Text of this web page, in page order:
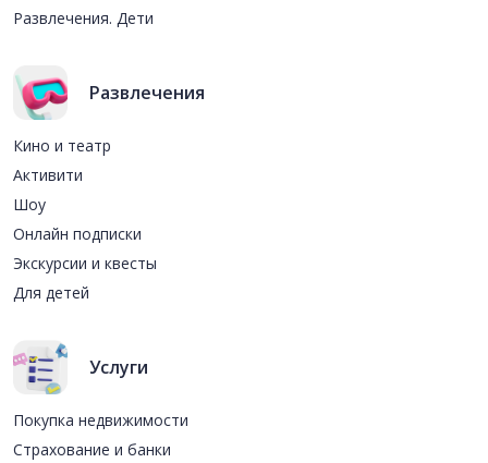
Развлечения. Дети
Развлечения
Кино и театр
Активити
Шоу
Онлайн подписки
Экскурсии и квесты
Для детей
Услуги
Покупка недвижимости
Страхование и банки